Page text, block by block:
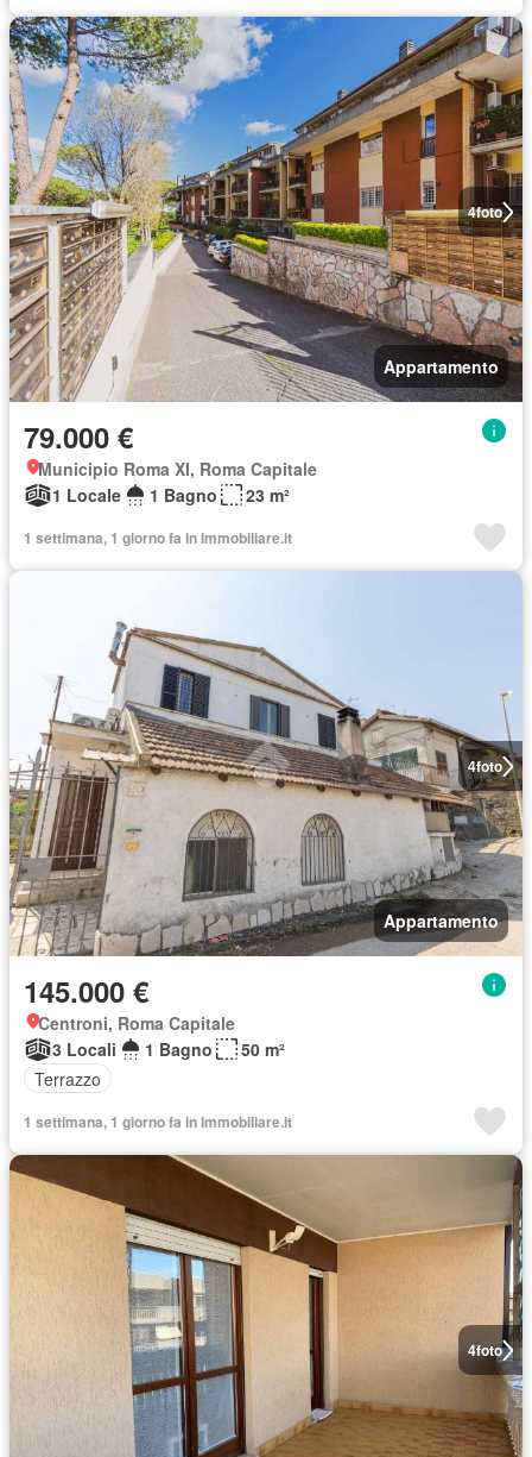
4foto
Appartamento
79.000 €
Municipio Roma XI, Roma Capitale
1 Locale
1 Bagno 23 m²
1 settimana, 1 giorno fa in Immobiliare.it
4foto
Appartamento
145.000 €
Centroni, Roma Capitale
3 Locali
1 Bagno
50 m²
Terrazzo
1 settimana, 1 giorno fa in Immobiliare.it
4foto